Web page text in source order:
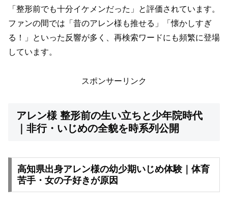
「整形前でも十分イケメンだった」と評価されています。
ファンの間では「昔のアレン様も推せる」「懐かしすぎ
る！」といった反響が多く、再検索ワードにも頻繁に登場
しています。
スポンサーリンク
アレン様 整形前の生い立ちと少年院時代
｜非行・いじめの全貌を時系列公開
高知県出身アレン様の幼少期いじめ体験｜体育
苦手・女の子好きが原因